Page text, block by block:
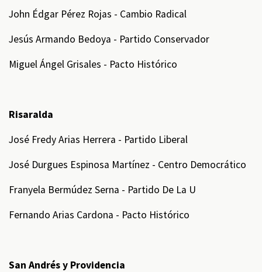
John Édgar Pérez Rojas - Cambio Radical
Jesús Armando Bedoya - Partido Conservador
Miguel Ángel Grisales - Pacto Histórico
Risaralda
José Fredy Arias Herrera - Partido Liberal
José Durgues Espinosa Martínez - Centro Democrático
Franyela Bermúdez Serna - Partido De La U
Fernando Arias Cardona - Pacto Histórico
San Andrés y Providencia